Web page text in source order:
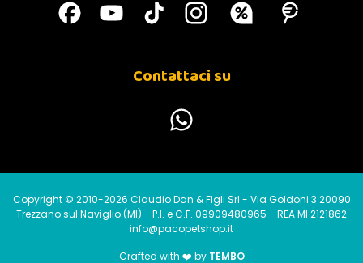
Contattaci su
Copyright © 2010-2026 Claudio Dan & Figli Srl - Via Goldoni 3 20090
Trezzano sul Naviglio (MI) - P.I. e C.F. 09909480965 - REA MI 2121862
info@pacopetshop.it
Crafted with ❤️ by TEMBO